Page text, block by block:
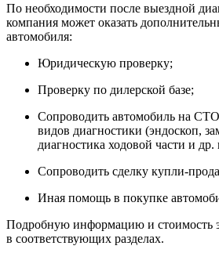
По необходимости после выездной
компания может оказать
автомобиля:
Юридическую проверку;
Проверку по дилерской базе;
Сопроводить автомобиль на
видов диагностики (эндоскоп,
диагностика ходовой части и
Сопроводить сделку купли-
Иная помощь в покупке
Подробную информацию и стоимость
в соответствующих разделах.